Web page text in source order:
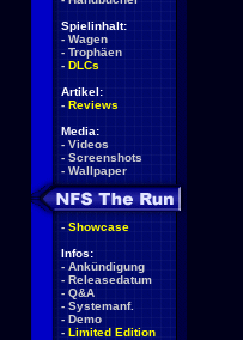
Spielinhalt:
- Wagen
- Trophäen
- DLCs
Artikel:
- Reviews
Media:
- Videos
- Screenshots
- Wallpaper
- Showcase
Infos:
- Ankündigung
- Releasedatum
- Q&A
- Systemanf.
- Demo
- Limited Edition